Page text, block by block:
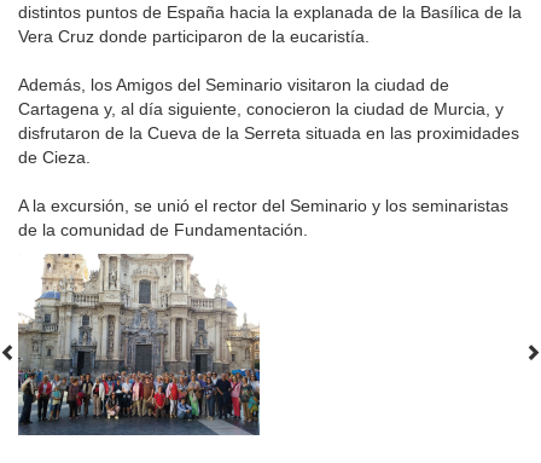
distintos puntos de España hacia la explanada de la Basílica de la
Vera Cruz donde participaron de la eucaristía.
Además, los Amigos del Seminario visitaron la ciudad de
Cartagena y, al día siguiente, conocieron la ciudad de Murcia, y
disfrutaron de la Cueva de la Serreta situada en las proximidades
de Cieza.
A la excursión, se unió el rector del Seminario y los seminaristas
de la comunidad de Fundamentación.